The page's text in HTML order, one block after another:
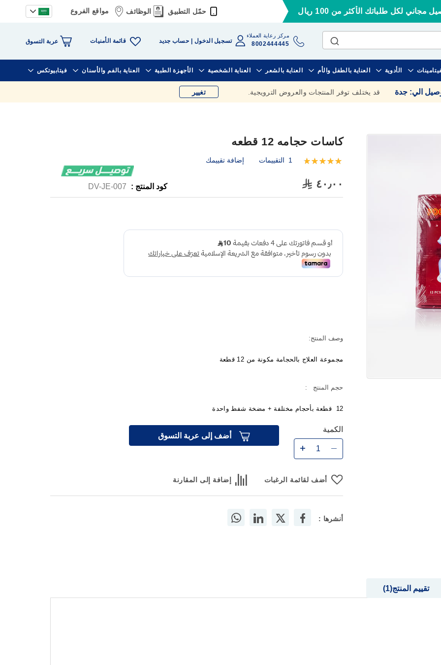
مجاني لكل طلباتك الأكثر من 100 ريال حمّل التطبيق الوظائف مواقع الفروع
مركز رعاية العملاء
8002444445 تسجيل الدخول حساب جديد قائمة الأمنيات عربة التسوق
الأدوية العناية بالطفل والأم العناية بالشعر العناية الشخصية الأجهزة الطبية العناية بالفم والأسنان فيتابيوتكس
الي: جدة قد يختلف توفر المنتجات والعروض الترويجية. تغيير
كاسات حجامه 12 قطعه
تقييم:
1 التقييمات إضافة تقييمك
٤٠٫٠٠ كود المنتج : DV-JE-007
وصف المنتج:
مجموعة العلاج بالحجامة مكونة من 12 قطعة
حجم المنتج :
12 قطعة بأحجام مختلفة + مضخة شفط واحدة
الكمية
أضف إلى عربة التسوق
أضف لقائمة الرغبات إضافة إلى المقارنة
أنشرها :
تقييم المنتج 1